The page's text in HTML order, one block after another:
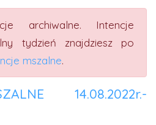
archiwalne. Intencje
tydzień znajdziesz po
mszalne.
14.08.2022r.-